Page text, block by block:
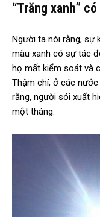
“Trăng xanh”
Người ta nói rằng, sự
màu xanh có sự tác
họ mất kiểm soát và
Thậm chí, ở các
rằng, người sói xuất
một tháng.